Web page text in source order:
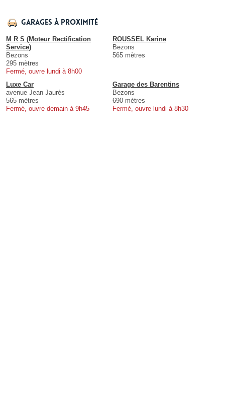
Garages à proximité
M R S (Moteur Rectification
Service)
Bezons
295 mètres
Fermé, ouvre lundi à 8h00
ROUSSEL Karine
Bezons
565 mètres
Luxe Car
avenue Jean Jaurès
565 mètres
Fermé, ouvre demain à 9h45
Garage des Barentins
Bezons
690 mètres
Fermé, ouvre lundi à 8h30